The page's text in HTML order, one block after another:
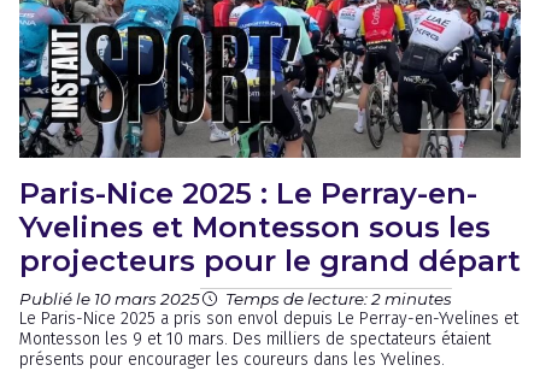
Paris-Nice 2025 : Le Perray-en-
Yvelines et Montesson sous les
projecteurs pour le grand départ
Publié le 10 mars 2025 Temps de lecture: 2 minutes
Le Paris-Nice 2025 a pris son envol depuis Le Perray-en-Yvelines et
Montesson les 9 et 10 mars. Des milliers de spectateurs étaient
présents pour encourager les coureurs dans les Yvelines.